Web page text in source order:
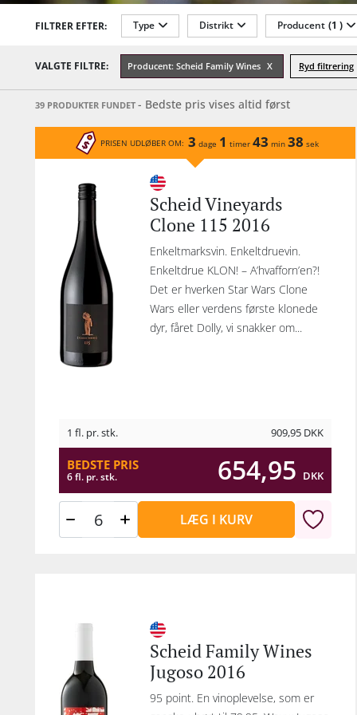
FILTRER EFTER: Type Distrikt Producent (1 )
Sødmegrad Tannin Lukketype
VALGTE FILTRE: Producent: Scheid Family Wines Ryd filtrering
39 PRODUKTER FUNDET - Bedste pris vises altid først
PRISEN UDLØBER OM: 3 dage 1 timer 43 min 38 sek
Scheid Vineyards
Clone 115 2016
Enkeltmarksvin. Enkeltdruevin.
Enkeltdrue KLON! – A’hvafforn’en?!
Det er hverken Star Wars Clone
Wars eller verdens første klonede
dyr, fåret Dolly, vi snakker om...
1 fl. pr. stk. 909,95 DKK
BEDSTE PRIS
6 fl. pr. stk. 654,95 DKK
LÆG I KURV
Scheid Family Wines
Jugoso 2016
95 point. En vinoplevelse, som er